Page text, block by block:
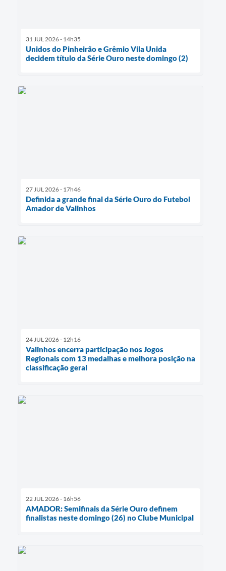
31 JUL 2026 - 14h35
Unidos do Pinheirão e Grêmio Vila Unida
decidem título da Série Ouro neste domingo (2)
27 JUL 2026 - 17h46
Definida a grande final da Série Ouro do Futebol
Amador de Valinhos
24 JUL 2026 - 12h16
Valinhos encerra participação nos Jogos
Regionais com 13 medalhas e melhora posição na
classificação geral
22 JUL 2026 - 16h56
AMADOR: Semifinais da Série Ouro definem
finalistas neste domingo (26) no Clube Municipal